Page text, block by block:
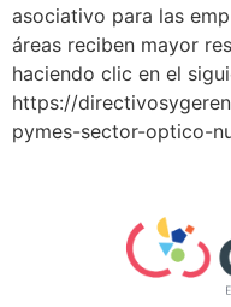
asociativo para las
áreas reciben mayor
haciendo clic en el
https://
pymes-sector-optico-